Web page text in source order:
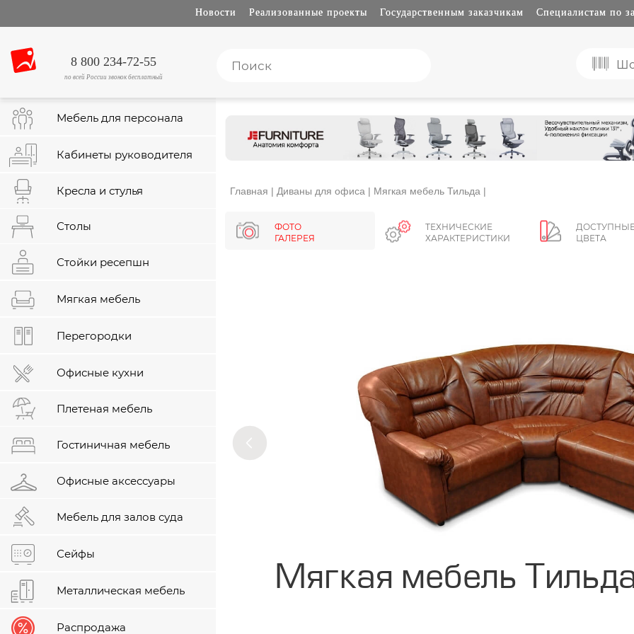
Новости Реализованные проекты Государственным заказчикам Специалистам по
8 800 234-72-55
по всей России звонок бесплатный
Главная | Диваны для офиса | Мягкая мебель Тильда |
ФОТО
ГАЛЕРЕЯ
ТЕХНИЧЕСКИЕ
ХАРАКТЕРИСТИКИ
ЦВЕТА
Мягкая мебель
Мебель для персонала
Кабинеты руководителя
Кресла и стулья
Столы
Стойки ресепшн
Мягкая мебель
Перегородки
Офисные кухни
Плетеная мебель
Гостиничная мебель
Офисные аксессуары
Мебель для залов суда
Сейфы
Металлическая мебель
Распродажа